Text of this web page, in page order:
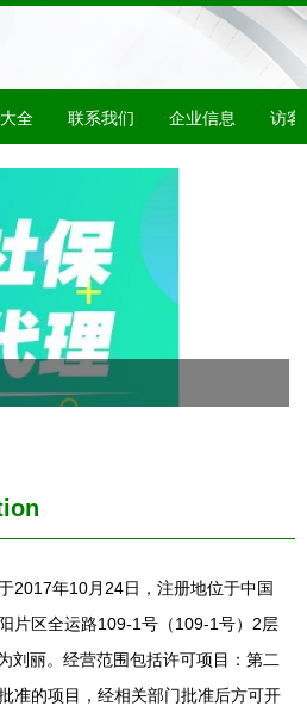
全 联系我们 企业信息 访客
2017年10月24日，注册地位于中国
片区全运路109-1号（109-1号）2层
刘丽。经营范围包括许可项目：第二
准的项目，经相关部门批准后方可开